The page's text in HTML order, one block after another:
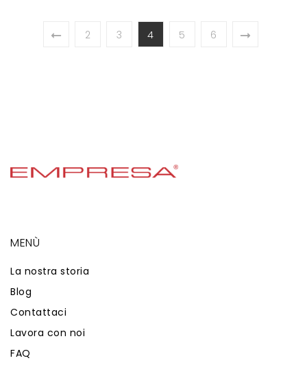
2 3 4 5 6
MENÙ
La nostra storia
Blog
Contattaci
Lavora con noi
FAQ